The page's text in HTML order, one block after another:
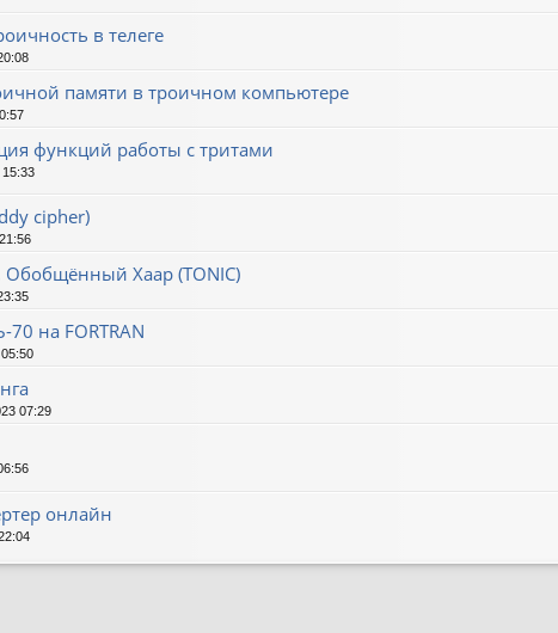
в телеге
памяти в троичном компьютере
функций работы с тритами
cipher)
Хаар (TONIC)
на FORTRAN
07:29
онлайн